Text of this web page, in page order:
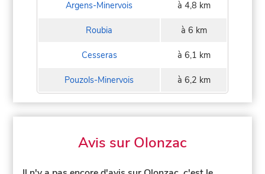
Argens-Minervois à 4,8 km
Roubia à 6 km
Cesseras à 6,1 km
Pouzols-Minervois à 6,2 km
Avis sur Olonzac